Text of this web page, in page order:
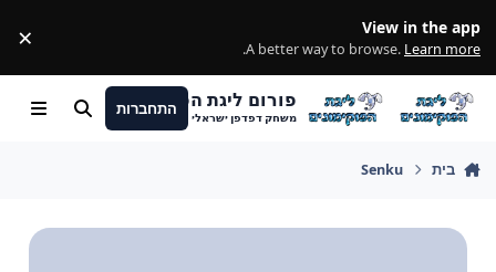
View in the app
A better way to browse. Learn more
.
×
פורום ליגת הפוקימונים
משחק דפדפן ישראלי
התחברות חיפוש Menu
בית Senku